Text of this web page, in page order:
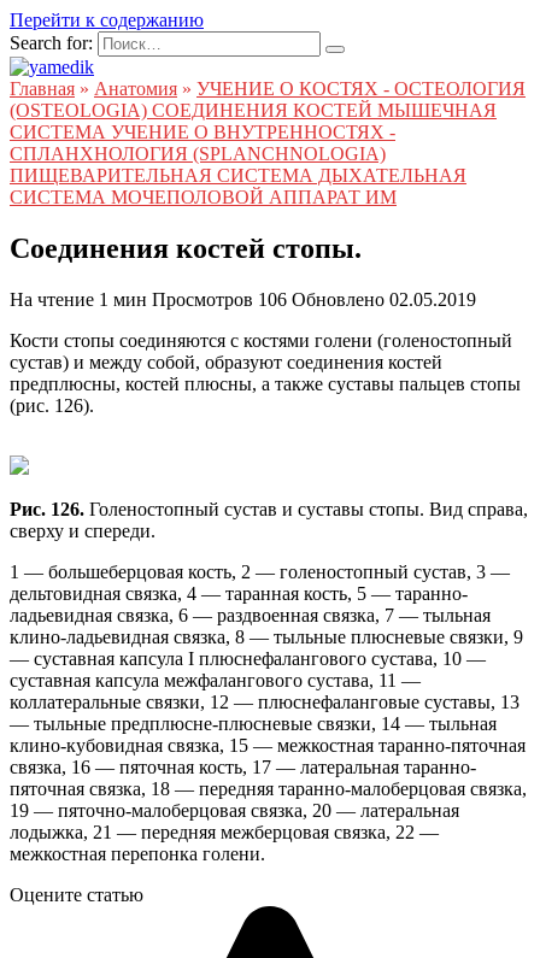
Перейти к содержанию
Search for:
Главная » Анатомия » УЧЕНИЕ О КОСТЯХ - ОСТЕОЛОГИЯ
(OSTEOLOGIA) СОЕДИНЕНИЯ КОСТЕЙ МЫШЕЧНАЯ
СИСТЕМА УЧЕНИЕ О ВНУТРЕННОСТЯХ -
СПЛАНХНОЛОГИЯ (SPLANCHNOLOGIA)
ПИЩЕВАРИТЕЛЬНАЯ СИСТЕМА ДЫХАТЕЛЬНАЯ
СИСТЕМА МОЧЕПОЛОВОЙ АППАРАТ ИМ
Соединения костей стопы.
На чтение 1 мин Просмотров 106 Обновлено 02.05.2019
Кости стопы соединяются с костями голени (голеностопный
сустав) и между собой, образуют соединения костей
предплюсны, костей плюсны, а также суставы пальцев стопы
(рис. 126).
Рис. 126. Голеностопный сустав и суставы стопы. Вид справа,
сверху и спереди.
1 — большеберцовая кость, 2 — голеностопный сустав, 3 —
дельтовидная связка, 4 — таранная кость, 5 — таранно-
ладьевидная связка, 6 — раздвоенная связка, 7 — тыльная
клино-ладьевидная связка, 8 — тыльные плюсневые связки, 9
— суставная капсула I плюснефалангового сустава, 10 —
суставная капсула межфалангового сустава, 11 —
коллатеральные связки, 12 — плюснефаланговые суставы, 13
— тыльные предплюсне-плюсневые связки, 14 — тыльная
клино-кубовидная связка, 15 — межкостная таранно-пяточная
связка, 16 — пяточная кость, 17 — латеральная таранно-
пяточная связка, 18 — передняя таранно-малоберцовая связка,
19 — пяточно-малоберцовая связка, 20 — латеральная
лодыжка, 21 — передняя межберцовая связка, 22 —
межкостная перепонка голени.
Оцените статью